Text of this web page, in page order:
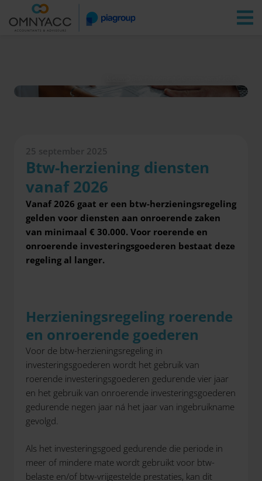
Vestigingen Zoeken
25 september 2025
Btw-herziening diensten
vanaf 2026
Vanaf 2026 gaat er een btw-herzieningsregeling
gelden voor diensten aan onroerende zaken
van minimaal € 30.000. Voor roerende en
onroerende investeringsgoederen bestaat deze
regeling al langer.
Herzieningsregeling roerende
en onroerende goederen
Voor de btw-herzieningsregeling in
investeringsgoederen wordt het gebruik van
roerende investeringsgoederen gedurende vier jaar
en het gebruik van onroerende investeringsgoederen
gedurende negen jaar ná het jaar van ingebruikname
gevolgd.
Als het investeringsgoed gedurende die periode in
meer of mindere mate wordt gebruikt voor btw-
belaste en/of btw-vrijgestelde prestaties, kan dit